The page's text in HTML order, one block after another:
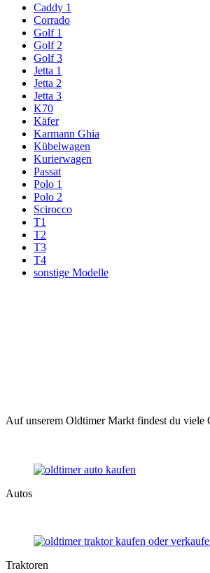
Caddy 1
Corrado
Golf 1
Golf 2
Golf 3
Jetta 1
Jetta 2
Jetta 3
K70
Käfer
Karmann Ghia
Kübelwagen
Kurierwagen
Passat
Polo 1
Polo 2
Scirocco
T1
T2
T3
T4
sonstige Modelle
Auf unserem Oldtimer Markt findest du viele
Autos
Traktoren